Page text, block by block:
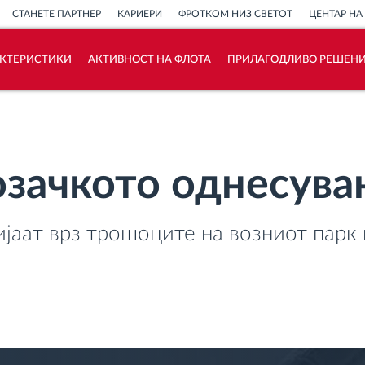
СТАНЕТЕ ПАРТНЕР КАРИЕРИ ФРОТКОМ НИЗ СВЕТОТ ЦЕНТАР
АКТИВНОСТ НА ФЛОТА ПРИЛАГОДЛИВО
врз трошоците на возниот парк